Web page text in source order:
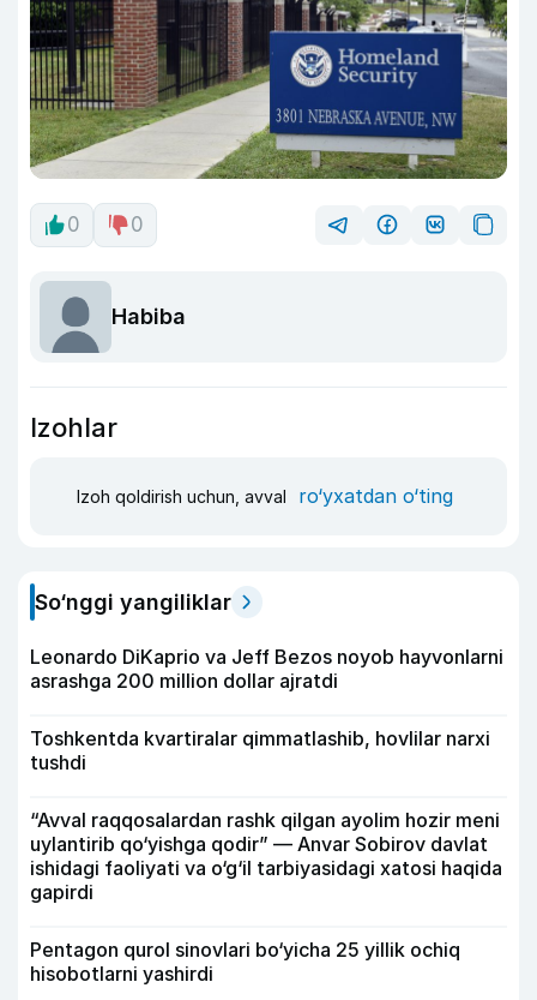
0 0
Habiba
Izohlar
Izoh qoldirish uchun, avval ro‘yxatdan o‘ting
So‘nggi yangiliklar
Leonardo DiKaprio va Jeff Bezos noyob hayvonlarni
asrashga 200 million dollar ajratdi
Toshkentda kvartiralar qimmatlashib, hovlilar narxi
tushdi
“Avval raqqosalardan rashk qilgan ayolim hozir meni
uylantirib qo‘yishga qodir” — Anvar Sobirov davlat
ishidagi faoliyati va o‘g‘il tarbiyasidagi xatosi haqida
gapirdi
Pentagon qurol sinovlari bo‘yicha 25 yillik ochiq
hisobotlarni yashirdi